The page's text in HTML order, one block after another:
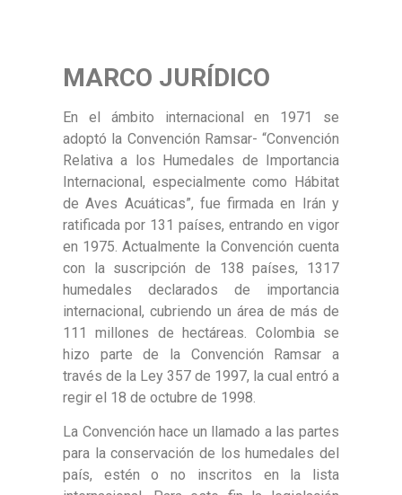
MARCO JURÍDICO
En el ámbito internacional en 1971 se
adoptó la Convención Ramsar- “Convención
Relativa a los Humedales de Importancia
Internacional, especialmente como Hábitat
de Aves Acuáticas”, fue firmada en Irán y
ratificada por 131 países, entrando en vigor
en 1975. Actualmente la Convención cuenta
con la suscripción de 138 países, 1317
humedales declarados de importancia
internacional, cubriendo un área de más de
111 millones de hectáreas. Colombia se
hizo parte de la Convención Ramsar a
través de la Ley 357 de 1997, la cual entró a
regir el 18 de octubre de 1998.
La Convención hace un llamado a las partes
para la conservación de los humedales del
país, estén o no inscritos en la lista